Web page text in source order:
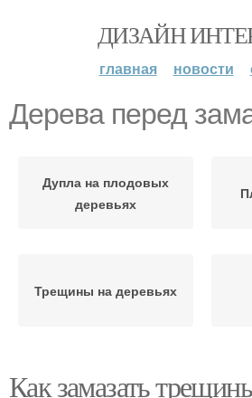
ДИЗАЙН
главная новости
Дерева перед
Дупла на плодовых
деревьях
Трещины на деревьях
Замазка для деревьев
Как замазать